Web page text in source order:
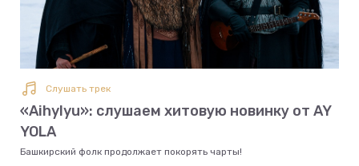
Слушать трек
«Aihylyu»: слушаем хитовую новинку от AY
YOLA
Башкирский фолк продолжает покорять чарты!